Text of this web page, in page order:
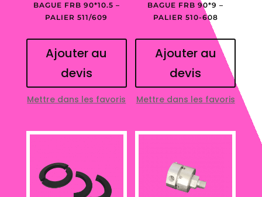
BAGUE FRB 90*10.5 –
PALIER 511/609
Ajouter au
devis
Mettre dans les favoris
BAGUE FRB 90*9 –
PALIER 510-608
Ajouter au
devis
Mettre dans les favoris